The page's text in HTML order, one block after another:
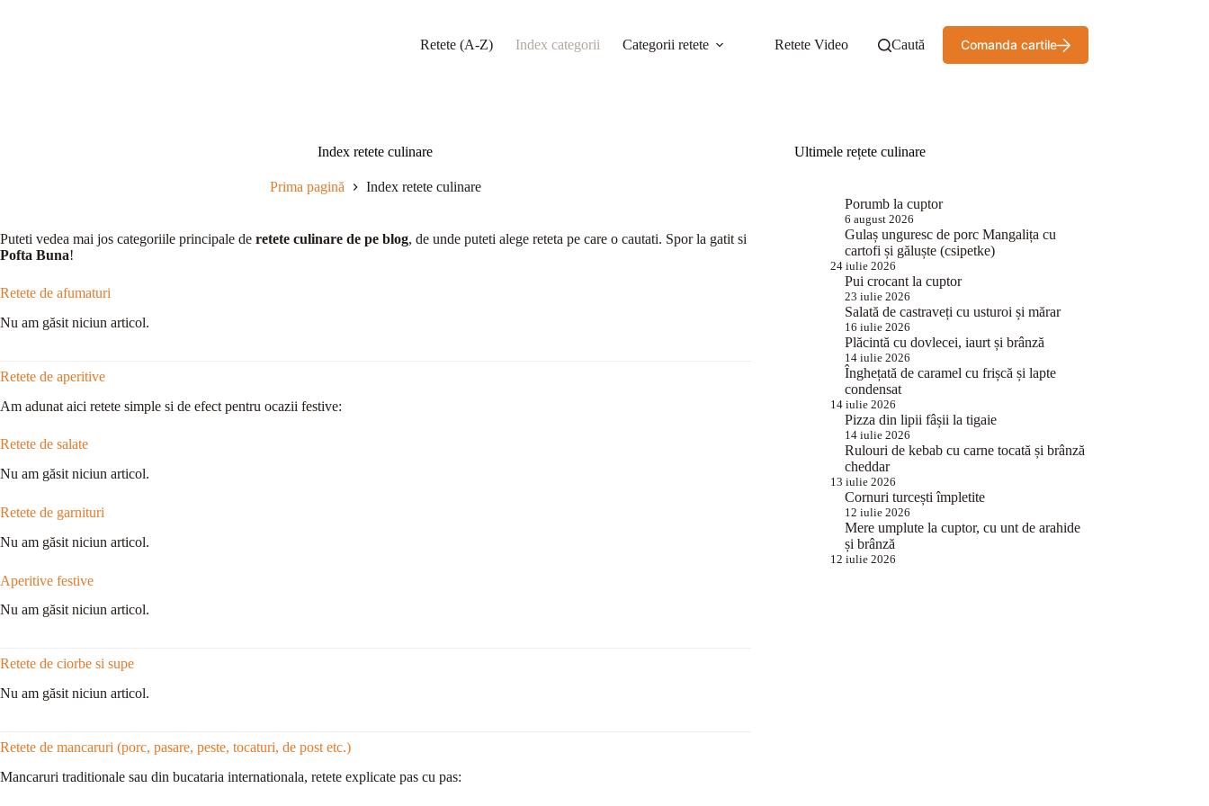
Retete (A-Z) Index categorii Categorii retete Retete Video Caută Comanda cartile
Index retete culinare
Prima pagină Index retete culinare
Puteti vedea mai jos categoriile principale de retete culinare de pe blog, de unde puteti alege reteta pe care o cautati. Spor la gatit si
Pofta Buna!
Retete de afumaturi
Nu am găsit niciun articol.
Retete de aperitive
Am adunat aici retete simple si de efect pentru ocazii festive:
Retete de salate
Nu am găsit niciun articol.
Retete de garnituri
Nu am găsit niciun articol.
Aperitive festive
Nu am găsit niciun articol.
Retete de ciorbe si supe
Nu am găsit niciun articol.
Retete de mancaruri (porc, pasare, peste, tocaturi, de post etc.)
Mancaruri traditionale sau din bucataria internationala, retete explicate pas cu pas:
Ultimele rețete culinare
Porumb la cuptor
6 august 2026
Gulaș unguresc de porc Mangalița cu
cartofi și găluște (csipetke)
24 iulie 2026
Pui crocant la cuptor
23 iulie 2026
Salată de castraveți cu usturoi și mărar
16 iulie 2026
Plăcintă cu dovlecei, iaurt și brânză
14 iulie 2026
Înghețată de caramel cu frișcă și lapte
condensat
14 iulie 2026
Pizza din lipii fâșii la tigaie
14 iulie 2026
Rulouri de kebab cu carne tocată și brânză
cheddar
13 iulie 2026
Cornuri turcești împletite
12 iulie 2026
Mere umplute la cuptor, cu unt de arahide
și brânză
12 iulie 2026